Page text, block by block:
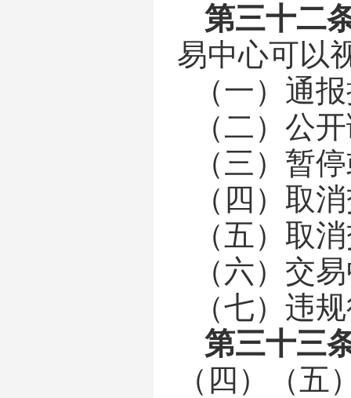
第三十二
易中心可以
（一）通
（二）公
（三）暂
（四）取
（五）取
（六）交
（七）违
第三十三
（四）（